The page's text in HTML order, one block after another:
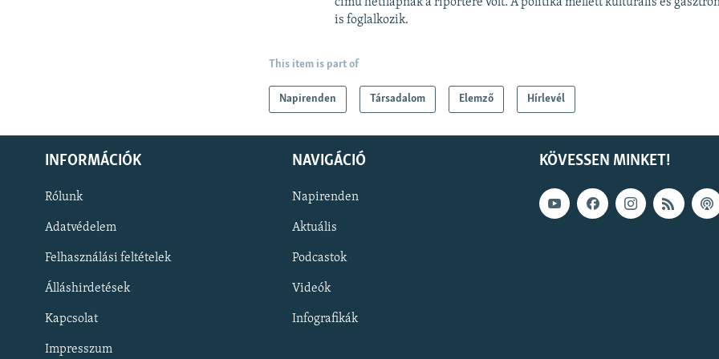
is foglalkozik.
This item is part of
Napirenden Társadalom Elemző Hírlevél
KÖVESSEN MINKET!
INFORMÁCIÓK
Rólunk
Adatvédelem
Felhasználási feltételek
Álláshirdetések
Kapcsolat
Impresszum
NAVIGÁCIÓ
Napirenden
Aktuális
Podcastok
Videók
Infografikák